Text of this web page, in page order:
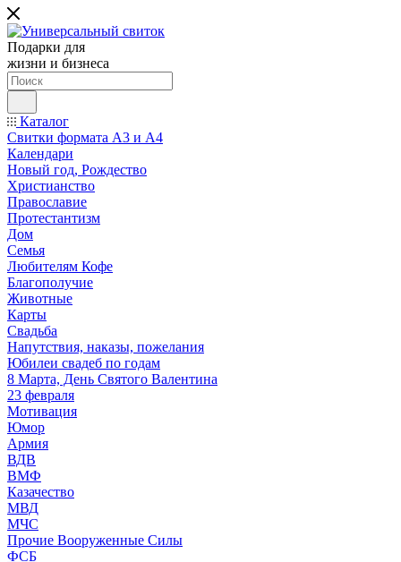
Подарки для
жизни и бизнеса
Каталог
Свитки формата А3 и А4
Календари
Новый год, Рождество
Христианство
Православие
Протестантизм
Дом
Семья
Любителям Кофе
Благополучие
Животные
Карты
Свадьба
Напутствия, наказы, пожелания
Юбилеи свадеб по годам
8 Марта, День Святого Валентина
23 февраля
Мотивация
Юмор
Армия
ВДВ
ВМФ
Казачество
МВД
МЧС
Прочие Вооруженные Силы
ФСБ